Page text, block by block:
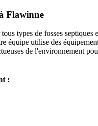
Flawinne
types de fosses septiques
équipe utilise des
de l'environnement
: